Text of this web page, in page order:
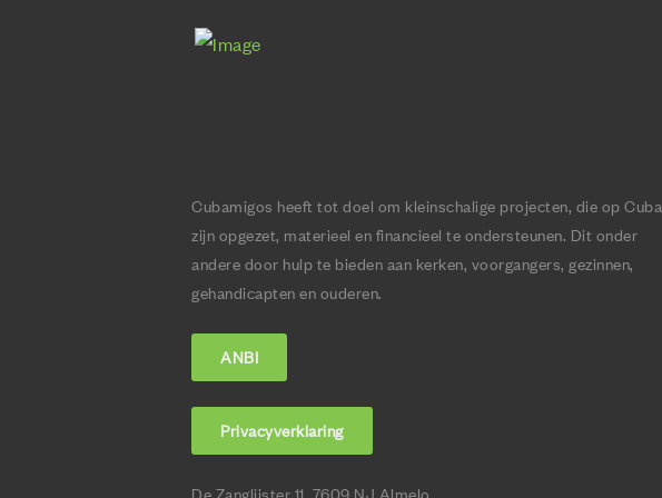
Cubamigos heeft tot doel om kleinschalige projecten, die op Cuba
zijn opgezet, materieel en financieel te ondersteunen. Dit onder
andere door hulp te bieden aan kerken, voorgangers, gezinnen,
gehandicapten en ouderen.
ANBI
Privacyverklaring
De Zanglijster 11, 7609 NJ Almelo